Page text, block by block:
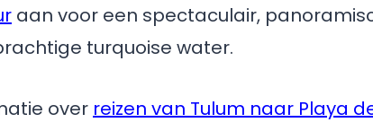
aan voor een spectaculair,
turquoise water.
over reizen van Tulum naar Playa